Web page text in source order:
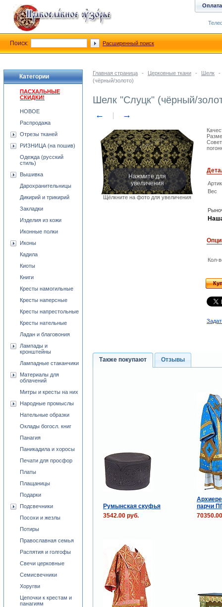
Главная страница - Церковные ткани - Шелк
-
(чёрный/золото)
Шелк "Слуцк" (чёрный/
← →
Нажмите для
увеличения
Щёлкните на фото для увеличения
Вес
Кол-
Также покупают Отзывы
Румынская скуфья
парчи
3542.00 руб.
Категории
ПАСХАЛЬНЫЕ
СКИДКИ!
НОВОЕ
Распродажа
Отрезы тканей
РИЗНИЦА (на пошив)
Одежда (русский
стиль)
Вышивка
Дарохранительницы
Дикирий и трикирий
Закладки
Изделия из кожи
Иконные полки
Иконы
Кадила
Киоты
Книги
Кресты намогильные
Кресты наперсные
Кресты напрестольные
Кресты нательные
Ладан и благовония
Лампады и
кронштейны
Лампадные стаканчики
Материалы для
облачений
Митры и кресты на них
Народные промыслы
Нательные образки
Оклады богосл. книг
Панагия
Паникадила и хоросы
Печати для просфор
Платы
Плащаницы
Подарки
Подсвечники
Посохи и жезлы
Потиры
Православная семья
Распятия и голгофы
Свечи церковные
Семисвечники
Хоругви
Цепочки к крестам и
панагиям
Оплата
Поиск: Расширенный поиск